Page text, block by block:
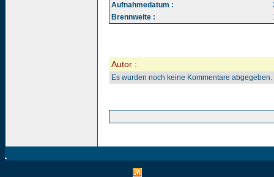
Aufnahmedatum :
Brennweite :
Autor :
Es wurden noch keine Kommentare abgegeben.